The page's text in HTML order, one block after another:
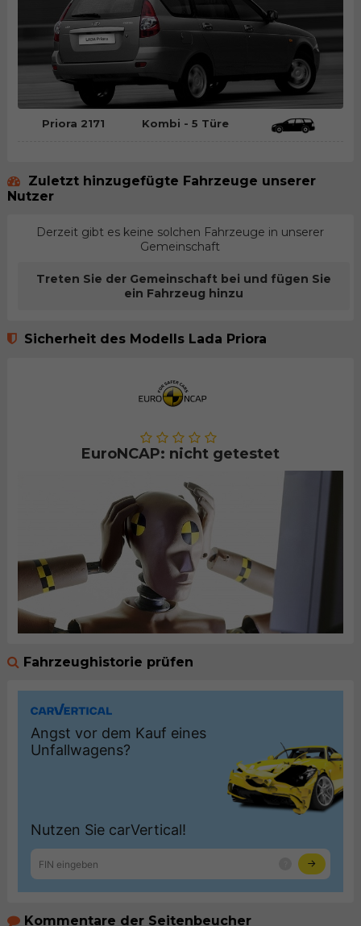
Priora 2171 Kombi - 5 Türe
Zuletzt hinzugefügte Fahrzeuge unserer
Nutzer
Derzeit gibt es keine solchen Fahrzeuge in unserer
Gemeinschaft
Treten Sie der Gemeinschaft bei und fügen Sie
ein Fahrzeug hinzu
Sicherheit des Modells Lada Priora
EuroNCAP: nicht getestet
Fahrzeughistorie prüfen
Kommentare der Seitenbeucher